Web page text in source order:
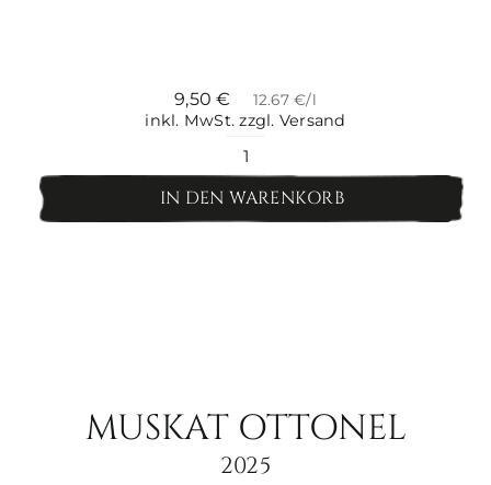
9,50€ 12.67 €/l
inkl. MwSt. zzgl. Versand
Roter
Veltliner
IN DEN WARENKORB
MUSKAT OTTONEL
2025